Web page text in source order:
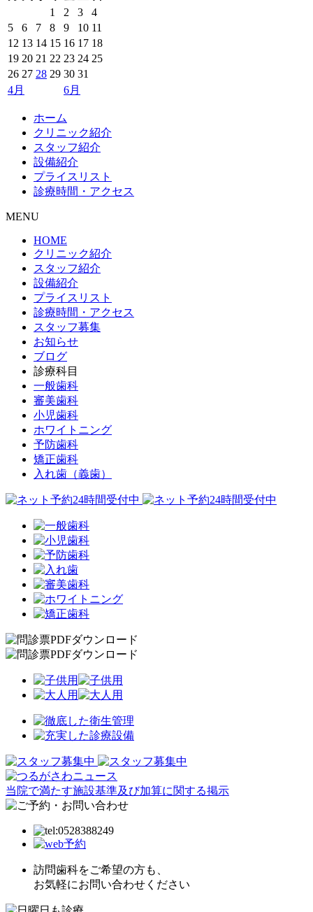
4月 6月
1 2 3
4
5
6 7 8 9 10 11
12 13 14 15 16 17 18
19 20 21 22 23 24 25
26 27 28 29 30 31
ホーム
クリニック紹介
スタッフ紹介
設備紹介
プライスリスト
診療時間・アクセス
MENU
HOME
クリニック紹介
スタッフ紹介
設備紹介
プライスリスト
診療時間・アクセス
スタッフ募集
お知らせ
ブログ
診療科目
一般歯科
審美歯科
小児歯科
ホワイトニング
予防歯科
矯正歯科
入れ歯（義歯）
当院で満たす施設基準及び加算に関する掲示
訪問歯科をご希望の方も、
お気軽にお問い合わせください